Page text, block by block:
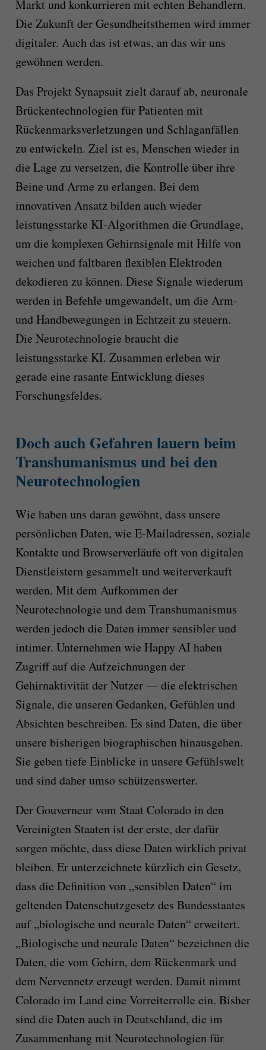
Markt und konkurrieren mit echten Behandlern.
Die Zukunft der Gesundheitsthemen wird immer
digitaler. Auch das ist etwas, an das wir uns
gewöhnen werden.
Das Projekt Synapsuit zielt darauf ab, neuronale
Brückentechnologien für Patienten mit
Rückenmarksverletzungen und Schlaganfällen
zu entwickeln. Ziel ist es, Menschen wieder in
die Lage zu versetzen, die Kontrolle über ihre
Beine und Arme zu erlangen. Bei dem
innovativen Ansatz bilden auch wieder
leistungsstarke KI-Algorithmen die Grundlage,
um die komplexen Gehirnsignale mit Hilfe von
weichen und faltbaren flexiblen Elektroden
dekodieren zu können. Diese Signale wiederum
werden in Befehle umgewandelt, um die Arm-
und Handbewegungen in Echtzeit zu steuern.
Die Neurotechnologie braucht die
leistungsstarke KI. Zusammen erleben wir
gerade eine rasante Entwicklung dieses
Forschungsfeldes.
Doch auch Gefahren lauern beim
Transhumanismus und bei den
Neurotechnologien
Wie haben uns daran gewöhnt, dass unsere
persönlichen Daten, wie E-Mailadressen, soziale
Kontakte und Browserverläufe oft von digitalen
Dienstleistern gesammelt und weiterverkauft
werden. Mit dem Aufkommen der
Neurotechnologie und dem Transhumanismus
werden jedoch die Daten immer sensibler und
intimer. Unternehmen wie Happy AI haben
Zugriff auf die Aufzeichnungen der
Gehirnaktivität der Nutzer — die elektrischen
Signale, die unseren Gedanken, Gefühlen und
Absichten beschreiben. Es sind Daten, die über
unsere bisherigen biographischen hinausgehen.
Sie geben tiefe Einblicke in unsere Gefühlswelt
und sind daher umso schützenswerter.
Der Gouverneur vom Staat Colorado in den
Vereinigten Staaten ist der erste, der dafür
sorgen möchte, dass diese Daten wirklich privat
bleiben. Er unterzeichnete kürzlich ein Gesetz,
dass die Definition von „sensiblen Daten“ im
geltenden Datenschutzgesetz des Bundesstaates
auf „biologische und neurale Daten“ erweitert.
„Biologische und neurale Daten“ bezeichnen die
Daten, die vom Gehirn, dem Rückenmark und
dem Nervennetz erzeugt werden. Damit nimmt
Colorado im Land eine Vorreiterrolle ein. Bisher
sind die Daten auch in Deutschland, die im
Zusammenhang mit Neurotechnologien für